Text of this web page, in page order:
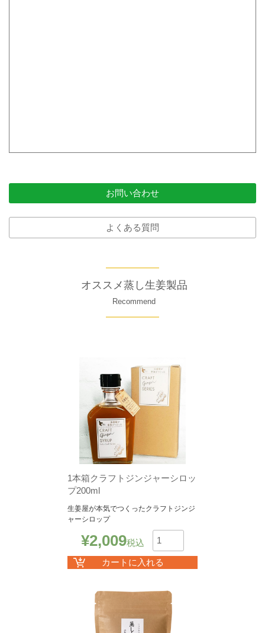
お問い合わせ
よくある質問
オススメ蒸し生姜製品
Recommend
1本箱クラフトジンジャーシロッ
プ200ml
生姜屋が本気でつくったクラフトジンジ
ャーシロップ
¥2,009税込
数
カートに入れる